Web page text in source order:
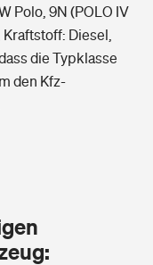
Polo, 9N (POLO IV
Kraftstoff: Diesel,
die Typklasse
den Kfz-